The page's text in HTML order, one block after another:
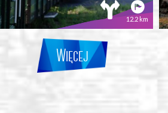
12.2 km
Więcej